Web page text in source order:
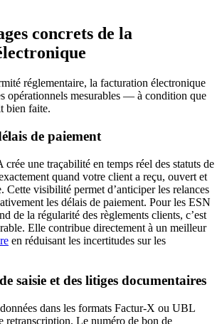
concrets de la
réglementaire, la facturation électronique
opérationnels mesurables — à condition que
bien faite.
de paiement
crée une traçabilité en temps réel des statuts de
quand votre client a reçu, ouvert et
Cette visibilité permet d’anticiper les relances
les délais de paiement. Pour les ESN
de la régularité des règlements clients, c’est
Elle contribue directement à un meilleur
en réduisant les incertitudes sur les
saisie et des litiges documentaires
dans les formats Factur-X ou UBL
retranscription. Le numéro de bon de